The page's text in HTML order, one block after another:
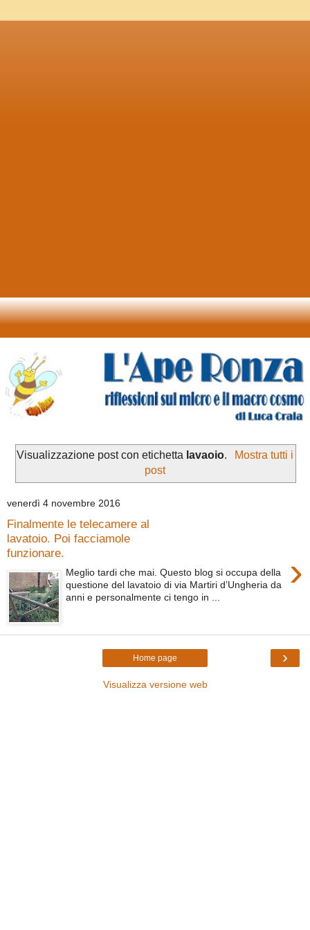
Visualizzazione post con etichetta lavaoio.
Mostra tutti i
post
venerdì 4 novembre 2016
Finalmente le telecamere al
lavatoio. Poi facciamole
funzionare.
›
Meglio tardi che mai. Questo blog si occupa della
questione del lavatoio di via Martiri d’Ungheria da
anni e personalmente ci tengo in ...
›
Home page
Visualizza versione web